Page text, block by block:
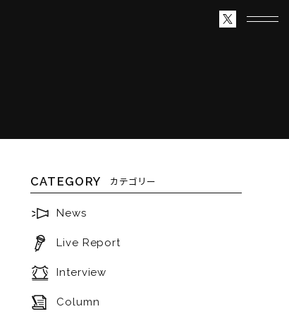
CATEGORY カテゴリー
News
Live Report
Interview
Column